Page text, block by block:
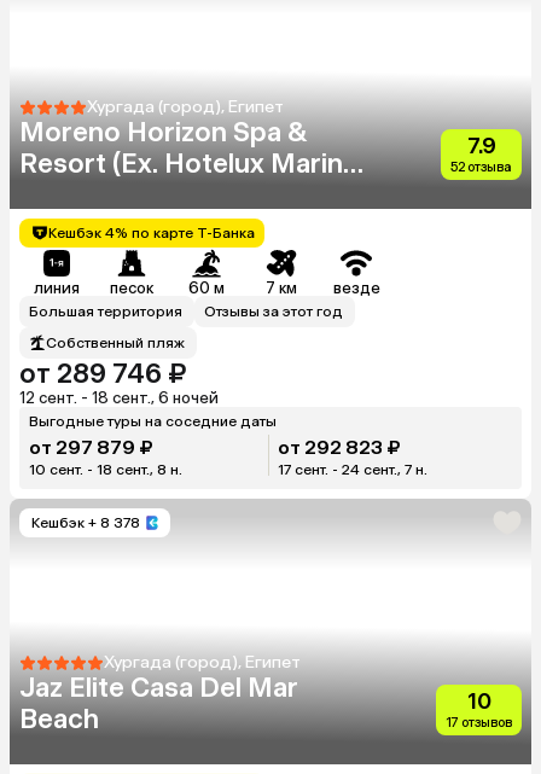
Хургада (город), Египет
Moreno Horizon Spa &
Resort (Ex. Hotelux Marina
7.9
52 отзыва
Кешбэк 4% по карте Т-Банка
линия песок 60 м 7 км везде
Большая территория
Отзывы за этот год
Собственный пляж
от 289 746 ₽
12 сент. - 18 сент., 6 ночей
Выгодные туры на соседние даты
от 297 879 ₽
10 сент. - 18 сент., 8 н.
от 292 823 ₽
17 сент. - 24 сент., 7 н.
Кешбэк + 8 378
Хургада (город), Египет
Jaz Elite Casa Del Mar
Beach
10
17 отзывов